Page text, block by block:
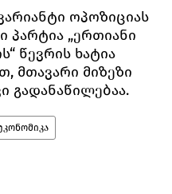
ოპოზიციას
პარტია „ერთიანი
წევრის ხატია
მთავარი მიზეზი
გადანაწილებაა.